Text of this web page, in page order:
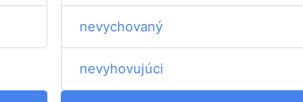
nevychovaný
nevyhovujúci